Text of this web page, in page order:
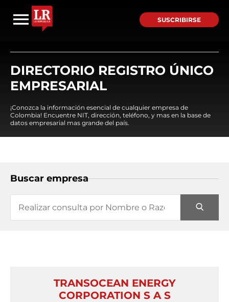
SUSCRIBIRSE
DIRECTORIO REGISTRO ÚNICO
EMPRESARIAL
¡Conozca la información esencial de cualquier empresa de
Colombia! Encuentre NIT, dirección, teléfono, y mas en la base de
datos empresarial mas grande del país.
Buscar empresa
TRANSOCEAN ENERGY
CORPORATION S A S